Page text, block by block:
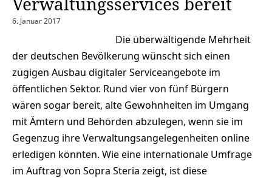
6. Januar 2017
Die überwältigende Mehrheit
der deutschen Bevölkerung wünscht sich einen
zügigen Ausbau digitaler Serviceangebote im
öffentlichen Sektor. Rund vier von fünf Bürgern
wären sogar bereit, alte Gewohnheiten im Umgang
mit Ämtern und Behörden abzulegen, wenn sie im
Gegenzug ihre Verwaltungsangelegenheiten online
erledigen könnten. Wie eine internationale Umfrage
im Auftrag von Sopra Steria zeigt, ist diese